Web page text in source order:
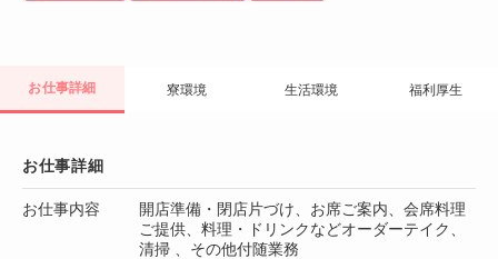
お仕事詳細 寮環境 生活環境 福利厚生
お仕事詳細
お仕事内容
開店準備・閉店片づけ、お席ご案内、会席料理
ご提供、料理・ドリンクなどオーダーテイク、
清掃 、その他付随業務